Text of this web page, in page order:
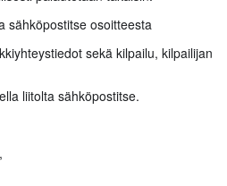
sähköpostitse osoitteesta
sekä kilpailu, kilpailijan
liitolta sähköpostitse.